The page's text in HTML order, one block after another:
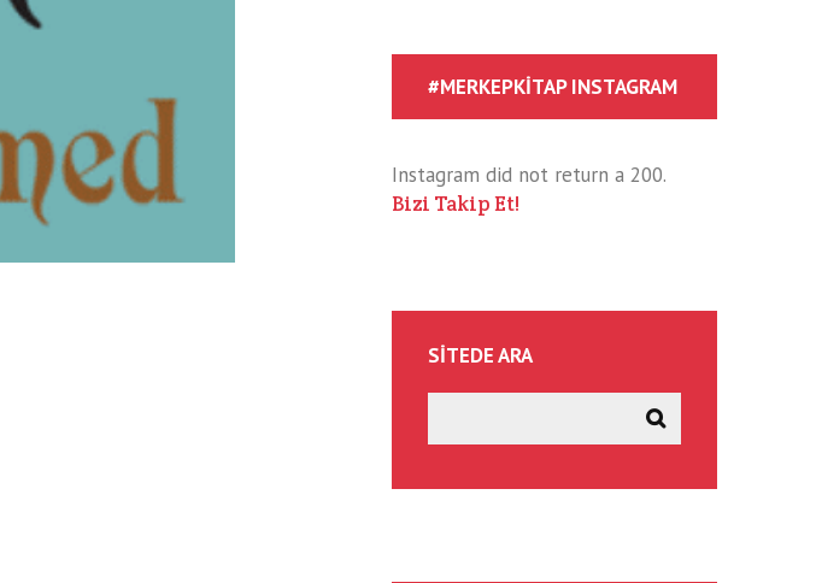
#MERKEPKITAP INSTAGRAM
Instagram did not return a 200.
Bizi Takip Et!
SITEDE ARA